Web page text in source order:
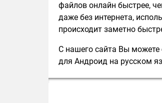
файлов онлайн быстрее,
даже без интернета,
происходит заметно
С нашего сайта Вы можете
для Андроид на русском